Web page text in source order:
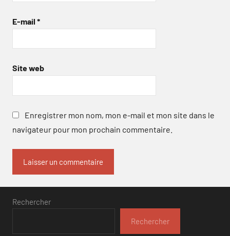
E-mail *
Site web
Enregistrer mon nom, mon e-mail et mon site dans le
navigateur pour mon prochain commentaire.
Rechercher
Rechercher